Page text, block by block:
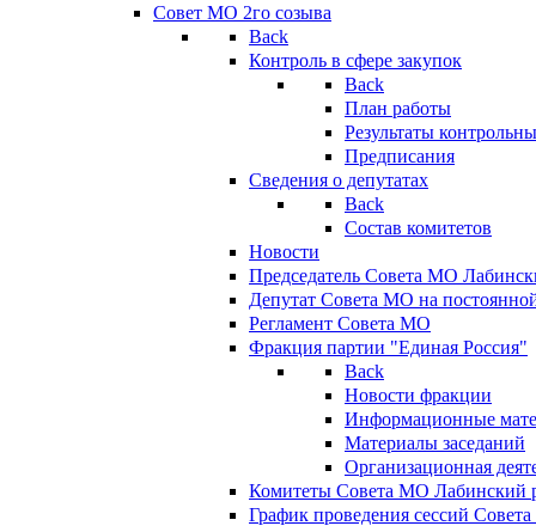
Совет МО 2го созыва
Back
Контроль в сфере закупок
Back
План работы
Результаты
Предписания
Сведения о депутатах
Back
Состав комитетов
Новости
Председатель Совета МО
Депутат Совета МО на
Регламент Совета МО
Фракция партии "Единая Россия"
Back
Новости фракции
Информационные
Материалы заседаний
Организационная
Комитеты Совета МО Лабинский
График проведения сессий